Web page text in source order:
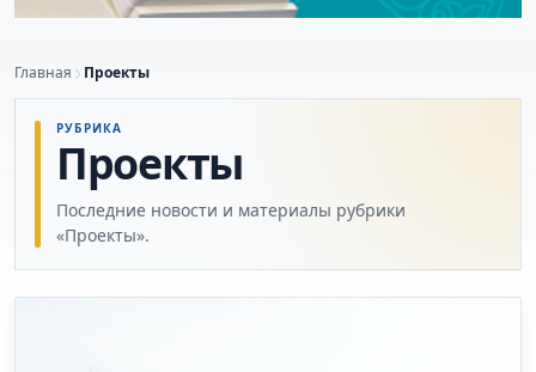
Главная Проекты
РУБРИКА
Проекты
Последние новости и материалы рубрики
«Проекты».